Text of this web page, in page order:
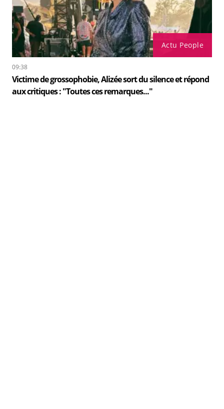
Actu People
09:38
Victime de grossophobie, Alizée sort du silence et répond
aux critiques : "Toutes ces remarques..."